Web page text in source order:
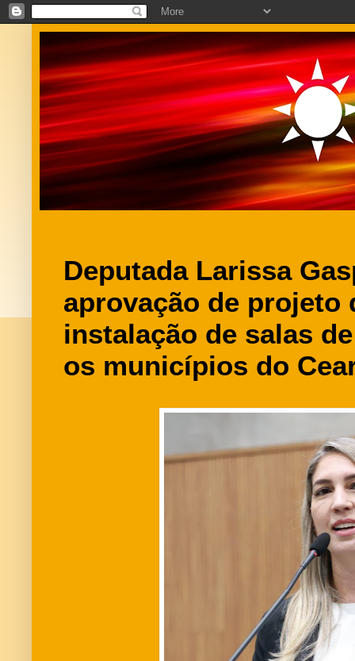
Deputada Larissa
aprovação de projeto
instalação de salas
os municípios do